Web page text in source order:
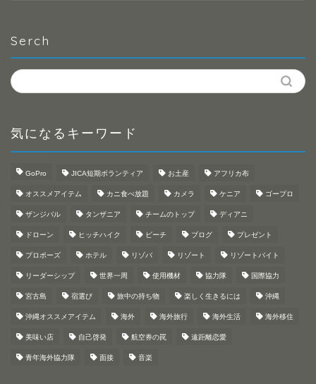
ブ
Serch
気になるキーワード
GoPro JICA短期ボランティア お土産 アフリカ布
オススメアイテム カニ食べ放題 カメラ ケニア ゴープロ
ザンジバル タンザニア チームのトップ ディアニ
ドローン ヒッチハイク ビーチ ブログ プレゼント
プロポーズ ホテル リゾバ リゾート リゾートバイト
リーダーシップ 世界一周 使用機材 協力隊 国際協力
宮古島 宿選び 旅中の持ち物 楽しく生きるには 沖縄
沖縄オススメアイテム 海外 海外旅行 海外生活 海外移住
美味い店 自己啓発 航空券の罠 遠距離恋愛
青年海外協力隊 面接 音楽